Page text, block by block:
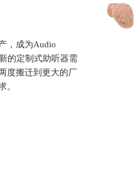
，成为Audio
的定制式助听器需
度搬迁到更大的厂
。